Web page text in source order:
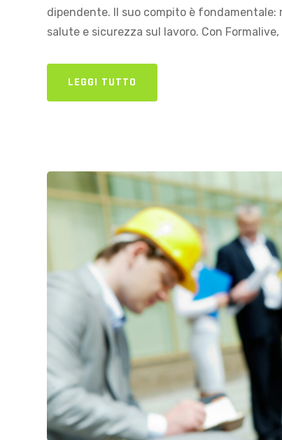
dipendente. Il suo compito è
salute e sicurezza sul lavoro. Con
LEGGI TUTTO